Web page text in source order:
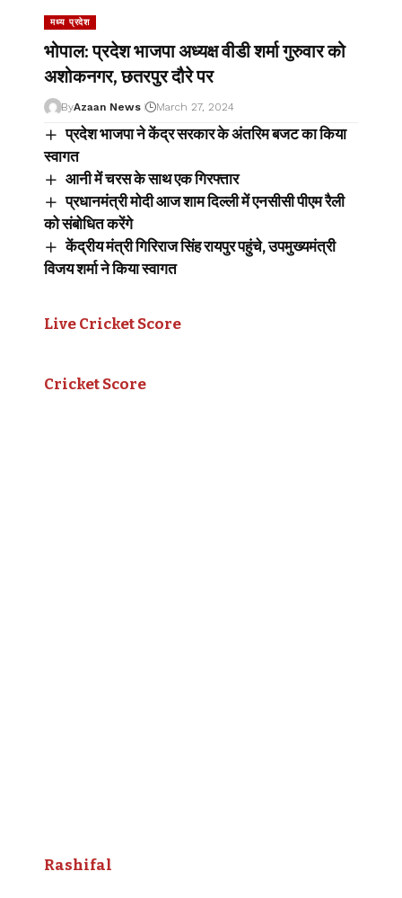
मध्य प्रदेश
भोपाल: प्रदेश भाजपा अध्यक्ष वीडी शर्मा गुरुवार को
अशोकनगर, छतरपुर दौरे पर
ByAzaan News March 27, 2024
प्रदेश भाजपा ने केंद्र सरकार के अंतरिम बजट का किया
स्वागत
आनी में चरस के साथ एक गिरफ्तार
प्रधानमंत्री मोदी आज शाम दिल्ली में एनसीसी पीएम रैली
को संबोधित करेंगे
केंद्रीय मंत्री गिरिराज सिंह रायपुर पहुंचे, उपमुख्यमंत्री
विजय शर्मा ने किया स्वागत
Live Cricket Score
Cricket Score
Rashifal